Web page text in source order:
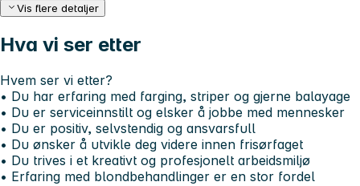
Vis flere detaljer
Hva vi ser etter
Hvem ser vi etter?
• Du har erfaring med farging, striper og gjerne balayage
• Du er serviceinnstilt og elsker å jobbe med mennesker
• Du er positiv, selvstendig og ansvarsfull
• Du ønsker å utvikle deg videre innen frisørfaget
• Du trives i et kreativt og profesjonelt arbeidsmiljø
• Erfaring med blondbehandlinger er en stor fordel